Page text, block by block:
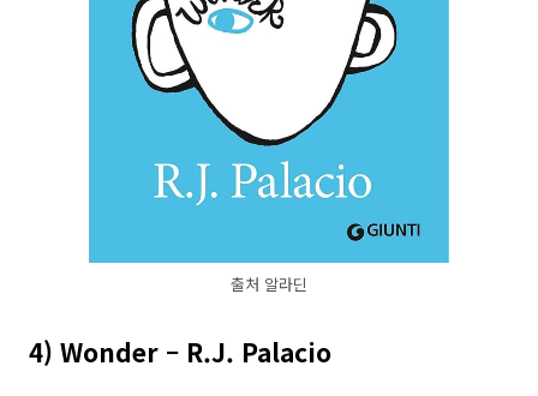
출처 알라딘
4) Wonder – R.J. Palacio